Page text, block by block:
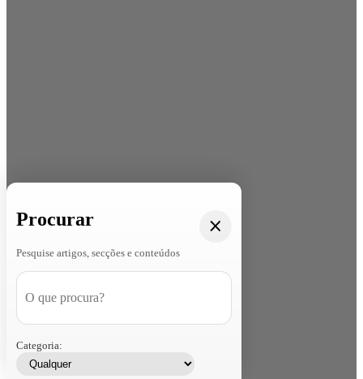
Procurar
Pesquise artigos, secções e conteúdos
Categoria: